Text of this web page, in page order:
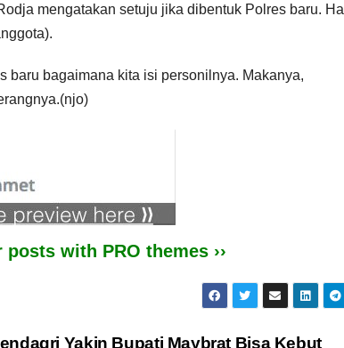
mengatakan setuju jika dibentuk Polres baru.
baru bagaimana kita isi personilnya. Makanya,
with PRO themes ››
Yakin Bupati Maybrat Bisa Kebut